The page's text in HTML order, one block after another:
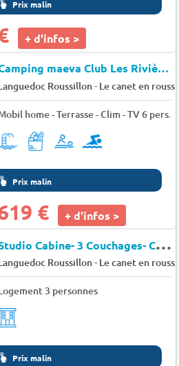
Prix malin
+ d'infos >
Camping maeva Club Les Rivières
Roussillon- Le canet en
home - Terrasse - Clim - TV 6 pers.
Prix malin
€ + d'infos >
S
tudio Cabine- 3 Couchages- CANET EN ROUSSILLON - Les jardins de la plage
Roussillon- Le canet en
3 personnes
Prix malin